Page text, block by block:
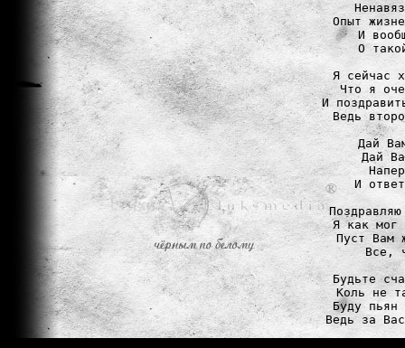
Опыт
И
О
Я сейчас
Что я
И
Ведь
Дай
Дай
И
Я как мог
Пуст Вам
Все,
Будьте
Коль не
Буду